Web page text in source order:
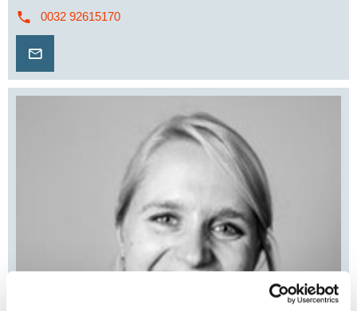
0032 92615170